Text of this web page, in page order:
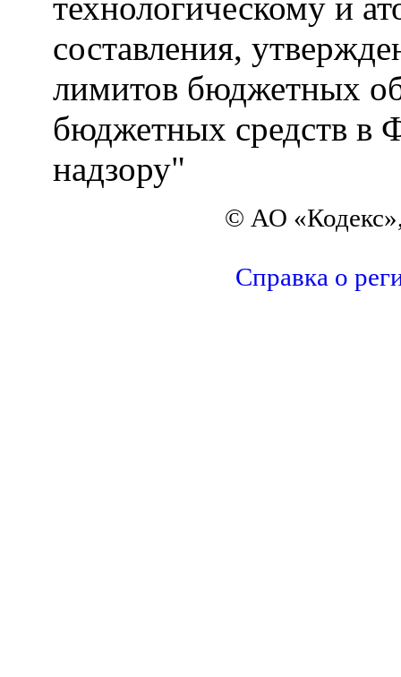
составления,
лимитов бюджетных
бюджетных средств в
надзору"
© АО
Справка о